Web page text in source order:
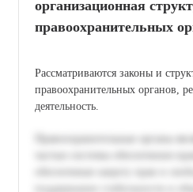
организационная
правоохранительных
Рассматриваются законы и
правоохранительных органов,
деятельность.